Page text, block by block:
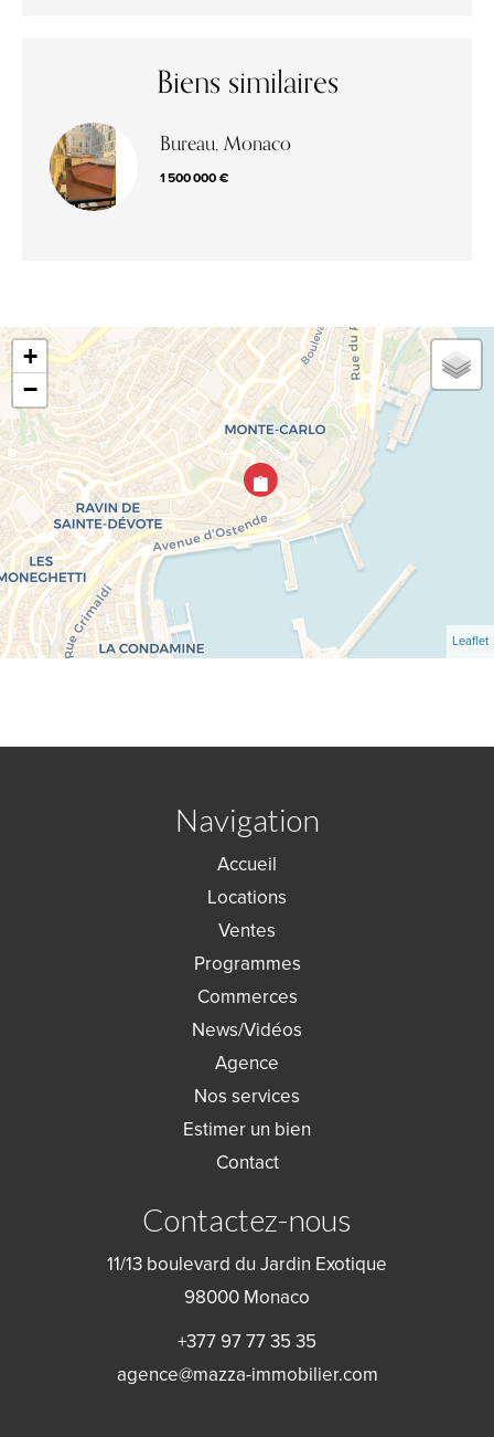
Biens similaires
Bureau, Monaco
1 500 000 €
+
−
Leaflet
Navigation
Accueil
Locations
Ventes
Programmes
Commerces
News/Vidéos
Agence
Nos services
Estimer un bien
Contact
Contactez-nous
11/13 boulevard du Jardin Exotique
98000 Monaco
+377 97 77 35 35
agence@mazza-immobilier.com